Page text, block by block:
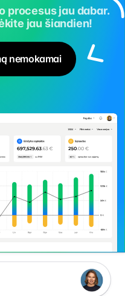
procesus jau dabar.
jau šiandien!
nemokamai